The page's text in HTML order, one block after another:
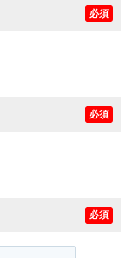
必須
必須
必須